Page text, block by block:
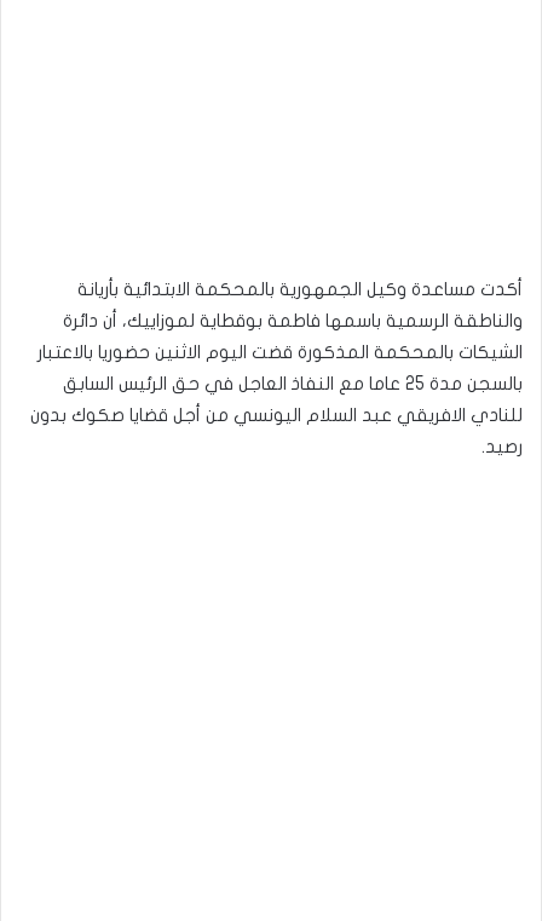
أكدت مساعدة وكيل الجمهورية بالمحكمة الابتدائية بأريانة
والناطقة الرسمية باسمها فاطمة بوقطاية لموزاييك، أن دائرة
الشيكات بالمحكمة المذكورة قضت اليوم الاثنين حضوريا بالاعتبار
بالسجن مدة 25 عاما مع النفاذ العاجل في حق الرئيس السابق
للنادي الافريقي عبد السلام اليونسي من أجل قضايا صكوك بدون
رصيد.